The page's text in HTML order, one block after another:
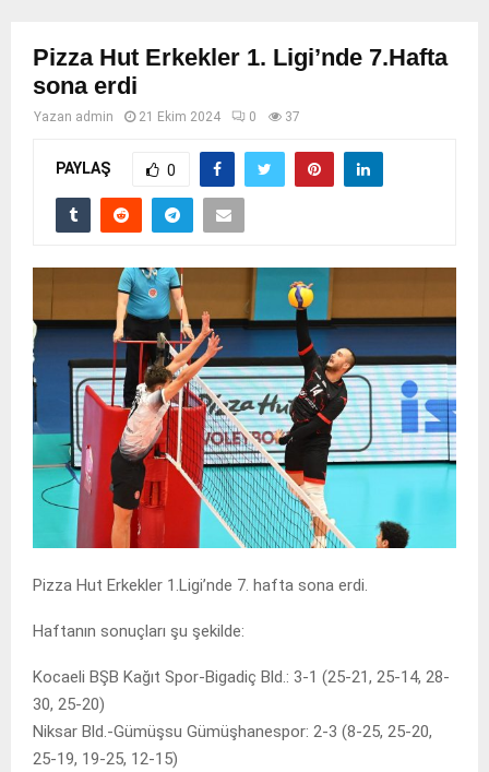
Pizza Hut Erkekler 1. Ligi’nde 7.Hafta
sona erdi
Yazan admin 21 Ekim 2024 0 37
PAYLAŞ 0
Pizza Hut Erkekler 1.Ligi’nde 7. hafta sona erdi.
Haftanın sonuçları şu şekilde:
Kocaeli BŞB Kağıt Spor-Bigadiç Bld.: 3-1 (25-21, 25-14, 28-
30, 25-20)
Niksar Bld.-Gümüşsu Gümüşhanespor: 2-3 (8-25, 25-20,
25-19, 19-25, 12-15)